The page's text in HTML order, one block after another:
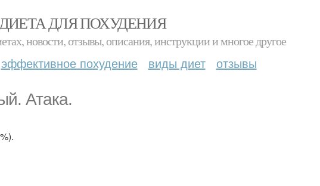
ДЛЯ ПОХУДЕНИЯ
новости, отзывы, описания, инструкции и многое другое
эффективное похудение виды диет отзывы
Атака.